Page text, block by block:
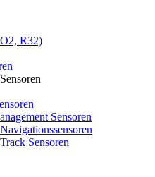
R32)
Sensoren
Sensoren